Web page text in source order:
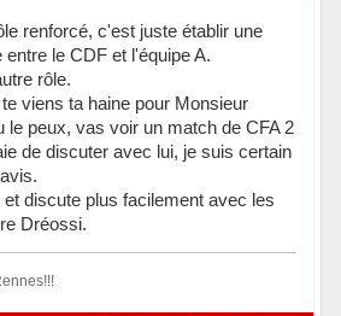
renforcé, c'est juste établir une
le CDF et l'équipe A.
rôle.
viens ta haine pour Monsieur
le peux, vas voir un match de CFA 2
de discuter avec lui, je suis certain
discute plus facilement avec les
Dréossi.